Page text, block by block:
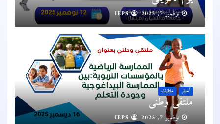
نوفمبر 7, 2025 IEPS
أخبار ملتقيات
ملتقى وطني
نوفمبر 7, 2025